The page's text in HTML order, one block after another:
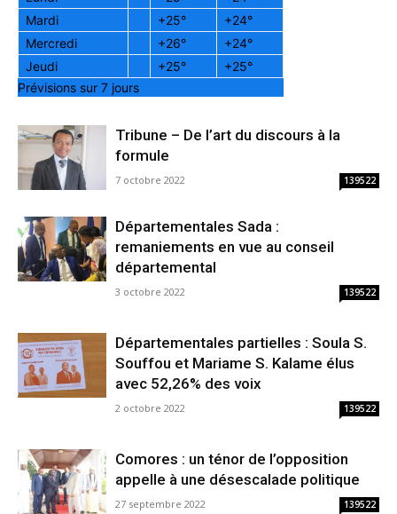
Mardi
+25° +24°
Mercredi
+26° +24°
Jeudi
+25° +25°
Prévisions sur 7 jours
Tribune – De l’art du discours à la
formule
7 octobre 2022 139522
Départementales Sada :
remaniements en vue au conseil
départemental
3 octobre 2022 139522
Départementales partielles : Soula S.
Souffou et Mariame S. Kalame élus
avec 52,26% des voix
2 octobre 2022 139522
Comores : un ténor de l’opposition
appelle à une désescalade politique
27 septembre 2022 139522